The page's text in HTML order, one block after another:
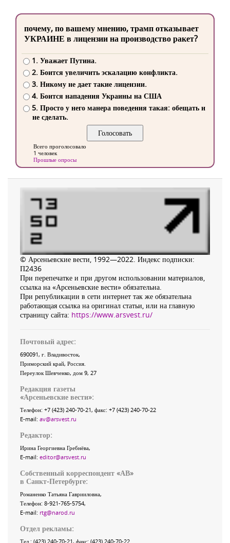
почему, по вашему мнению, трамп отказывает
УКРАИНЕ в лицензии на производство ракет?
1. Уважает Путина.
2. Боится увеличить эскалацию конфликта.
3. Никому не дает такие лицензии.
4. Боится нападения Украины на США
5. Просто у него манера поведения такая: обещать и
не сделать.
Всего проголосовало
1 человек
Прошлые опросы
© Арсеньевские вести, 1992—2022. Индекс подписки:
П2436
При перепечатке и при другом использовании материалов,
ссылка на «Арсеньевские вести» обязательна.
При републикации в сети интернет так же обязательна
работающая ссылка на оригинал статьи, или на главную
страницу сайта: https://www.arsvest.ru/
Почтовый адрес:
690091, г. Владивосток,
Приморский край, Россия
Переулок Шевченко, дом 9, 27
Редакция газеты
«Арсеньевские вести»:
Телефон: +7 (423) 240-70-21, факс: +7 (423) 240-70-22
E-mail: av@arsvest.ru
Редактор:
Ирина Георгиевна Гребнёва,
E-mail: editor@arsvest.ru
Собственный корреспондент «АВ»
в Санкт-Петербурге:
Романенко Татьяна Гаврииловна,
Телефон: 8-921-765-5754,
E-mail: rtg@narod.ru
Отдел рекламы:
Тел.: (423) 240-70-21, факс: (423) 240-70-22